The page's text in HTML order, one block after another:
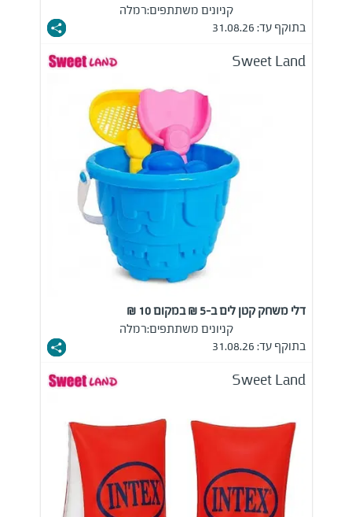
קניונים משתתפים:רמלה
בתוקף עד: 31.08.26
Sweet Land
דלי משחק קטן לים ב-5 ₪ במקום 10 ₪
קניונים משתתפים:רמלה
בתוקף עד: 31.08.26
Sweet Land